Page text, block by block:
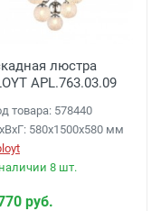
люстра
APL.763.03.09
товара: 578440
580x1500x580 мм
8 шт.
руб.